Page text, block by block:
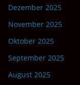
Dezember 2025
November 2025
Oktober 2025
September 2025
August 2025